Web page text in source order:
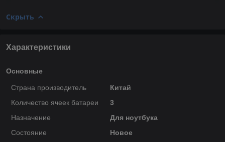
Скрыть
Характеристики
Основные
Страна производитель
Китай
Количество ячеек батареи
3
Назначение
Для ноутбука
Состояние
Новое